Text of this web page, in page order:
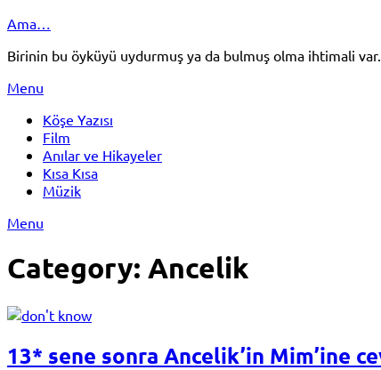
Skip
content
Ama…
Birinin bu öyküyü uydurmuş ya da bulmuş olma ihtimali
Menu
Köşe Yazısı
Film
Anılar ve Hikayeler
Kısa Kısa
Müzik
Menu
Category: Ancelik
13* sene sonra Ancelik’in Mim’ine